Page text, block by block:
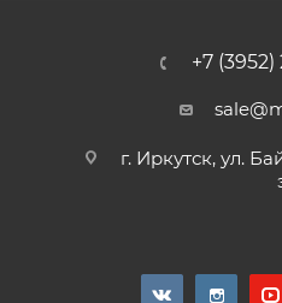
+7
г. Иркутск, ул.